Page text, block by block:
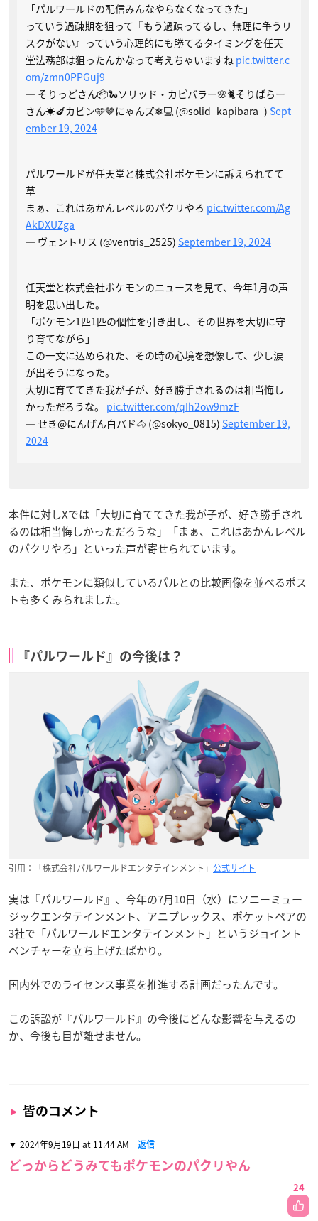
「パルワールドの配信みんなやらなくなってきた」
っていう過疎期を狙って『もう過疎ってるし、無理に争うリ
スクがない』っていう心理的にも勝てるタイミングを任天
堂法務部は狙ったんかなって考えちゃいますね pic.twitter.c
om/zmn0PPGuj9
— そりっどさん📦🐍ソリッド・カピバラー🌸🐈そりばらー
さん☀🍆カピン🩵🤎にゃんズ❄💻 (@solid_kapibara_) Sept
ember 19, 2024
パルワールドが任天堂と株式会社ポケモンに訴えられてて
草
まぁ、これはあかんレベルのパクリやろ pic.twitter.com/Ag
AkDXUZga
— ヴェントリス (@ventris_2525) September 19, 2024
任天堂と株式会社ポケモンのニュースを見て、今年1月の声
明を思い出した。
「ポケモン1匹1匹の個性を引き出し、その世界を大切に守
り育てながら」
この一文に込められた、その時の心境を想像して、少し涙
が出そうになった。
大切に育ててきた我が子が、好き勝手されるのは相当悔し
かっただろうな。 pic.twitter.com/qIh2ow9mzF
— せき@にんげん白バド🐴 (@sokyo_0815) September 19,
2024
本件に対しXでは「大切に育ててきた我が子が、好き勝手され
るのは相当悔しかっただろうな」「まぁ、これはあかんレベル
のパクリやろ」といった声が寄せられています。
また、ポケモンに類似しているパルとの比較画像を並べるポス
トも多くみられました。
『パルワールド』の今後は？
引用：「株式会社パルワールドエンタテインメント」 公式サイト
実は『パルワールド』、今年の7月10日（水）にソニーミュー
ジックエンタテインメント、アニプレックス、ポケットペアの
3社で「パルワールドエンタテインメント」というジョイント
ベンチャーを立ち上げたばかり。
国内外でのライセンス事業を推進する計画だったんです。
この訴訟が『パルワールド』の今後にどんな影響を与えるの
か、今後も目が離せません。
皆のコメント
2024年9月19日 at 11:44 AM 返信
どっからどうみてもポケモンのパクリやん
24